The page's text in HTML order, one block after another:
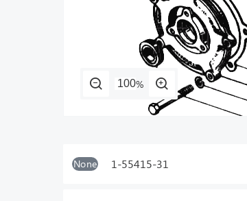
740-1029240
%
None 1-55415-31